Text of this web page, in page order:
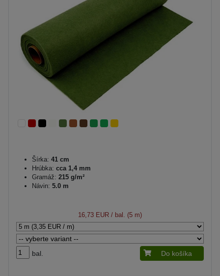
Šírka: 41 cm
Hrúbka: cca 1,4 mm
Gramáž: 215 g/m²
Návin: 5.0 m
16,73 EUR / bal. (5 m)
bal. Do košíka